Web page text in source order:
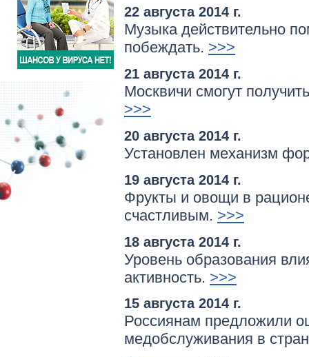
22 августа 2014 г.
Музыка действительно
побеждать. >>>
21 августа 2014 г.
Москвичи смогут
>>>
20 августа 2014 г.
Установлен механизм
19 августа 2014 г.
Фрукты и овощи в
счастливым. >>>
18 августа 2014 г.
Уровень образования
активность. >>>
15 августа 2014 г.
Россиянам предложили
медобслуживания в